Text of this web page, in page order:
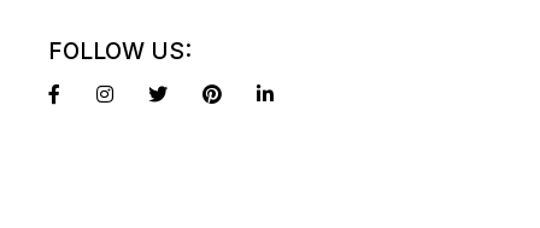
FOLLOW US: